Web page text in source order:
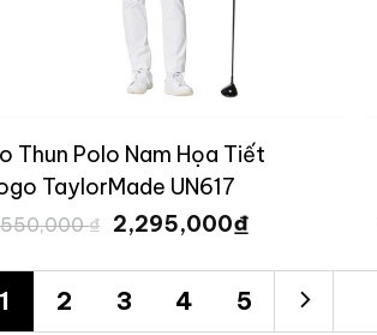
Thun Polo Nam Họa Tiết
TaylorMade UN617
₫ Giá
gốc
2,295,000₫
2,295,000 ₫.
1 2 3 4 5